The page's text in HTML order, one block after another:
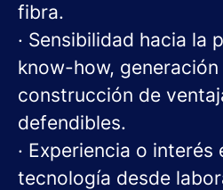
fibra.
· Sensibilidad hacia la
know-how, generación
construcción de
defendibles.
· Experiencia o
tecnología desde